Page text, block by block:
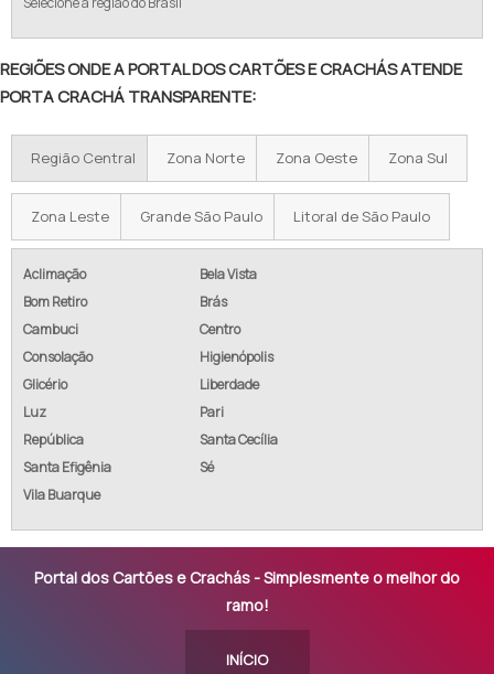
REGIÕES ONDE A PORTAL DOS CARTÕES E CRACHÁS ATENDE
PORTA CRACHÁ TRANSPARENTE:
Região Central Zona Norte Zona Oeste Zona Sul
Zona Leste Grande São Paulo Litoral de São Paulo
Aclimação
Bela Vista
Bom Retiro
Brás
Cambuci
Centro
Consolação
Higienópolis
Glicério
Liberdade
Luz
Pari
República
Santa Cecília
Santa Efigênia
Sé
Vila Buarque
Portal dos Cartões e Crachás - Simplesmente o melhor do
ramo!
INÍCIO